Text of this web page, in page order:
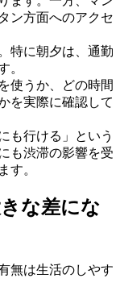
ン方面へのアクセ
特に朝夕は、通勤
。
使うか、どの時間
を実際に確認して
も行ける」という
も渋滞の影響を受
す。
な差にな
無は生活のしやす